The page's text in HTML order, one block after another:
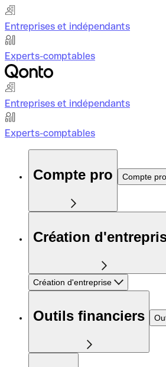
Entreprises et indépendants
Experts-comptables
Entreprises et indépendants
Experts-comptables
Compte pro Compte pro
Création
Création d'entreprise
Outils financiers